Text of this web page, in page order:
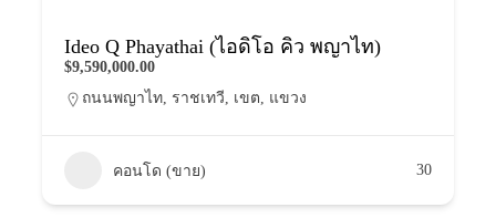
Ideo Q Phayathai (ไอดิโอ คิว พญาไท)
$9,590,000.00
ถนนพญาไท ราชเทวี เขต แขวง
คอนโด (ขาย) 30